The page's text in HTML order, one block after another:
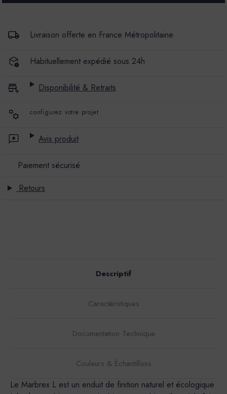
-
25
ENDUIT
-
-
-
25
ENDUIT
Livraison offerte en France Métropolitaine
Habituellement expédié sous 24h
Disponibilité & Retraits
configurez votre projet
Avis produit
Paiement sécurisé
Retours
Descriptif
Caractéristiques
Documentation Technique
Couleurs & Échantillons
Le Marbrex L est un enduit de finition naturel et écologique